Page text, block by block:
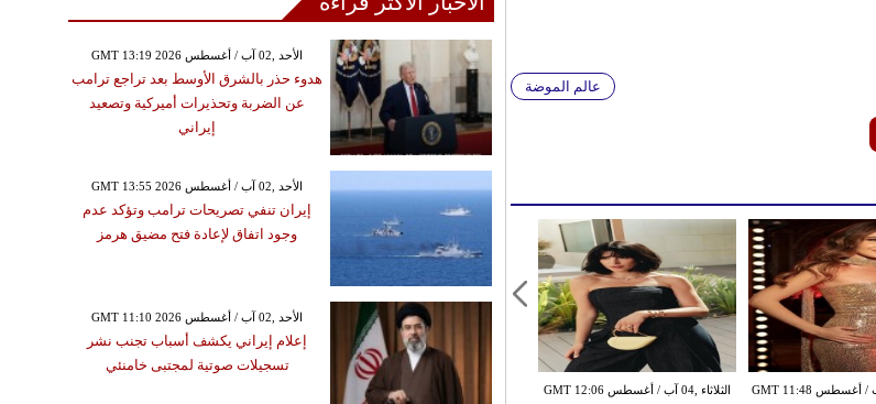
عالم الموضة
الثلاثاء ,04 آب / أغسطس GMT 12:06
السبت ,01 آب / أغسطس GMT 11:48
GMT 13:19 2026 الأحد ,02 آب / أغسطس
هدوء حذر بالشرق الأوسط بعد تراجع ترامب
عن الضربة وتحذيرات أميركية وتصعيد
إيراني
GMT 13:55 2026 الأحد ,02 آب / أغسطس
إيران تنفي تصريحات ترامب وتؤكد عدم
وجود اتفاق لإعادة فتح مضيق هرمز
GMT 11:10 2026 الأحد ,02 آب / أغسطس
إعلام إيراني يكشف أسباب تجنب نشر
تسجيلات صوتية لمجتبى خامنئي